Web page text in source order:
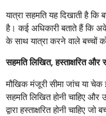
यात्रा सहमति यह दिखाती है
है। कई अधिकारी बताते हैं कि
के साथ यात्रा करने वाले बच्चों
सहमति लिखित, हस्ताक्षरित और
मौखिक मंजूरी सीमा जांच या चेक
सहमति लिखित होनी चाहिए
द्वारा हस्ताक्षरित होनी चाहिए